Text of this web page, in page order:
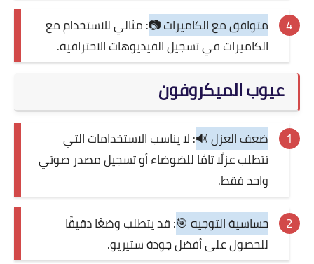
متوافق مع الكاميرات 📷: مثالي للاستخدام مع
الكاميرات في تسجيل الفيديوهات الاحترافية.
عيوب الميكروفون
ضعف العزل 🔊: لا يناسب الاستخدامات التي
تتطلب عزلًا تامًا للضوضاء أو تسجيل مصدر صوتي
واحد فقط.
حساسية التوجيه 🎯: قد يتطلب وضعًا دقيقًا
للحصول على أفضل جودة ستيريو.